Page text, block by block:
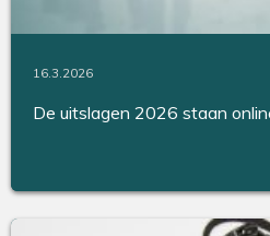
16.3.2026
De uitslagen 2026 staan